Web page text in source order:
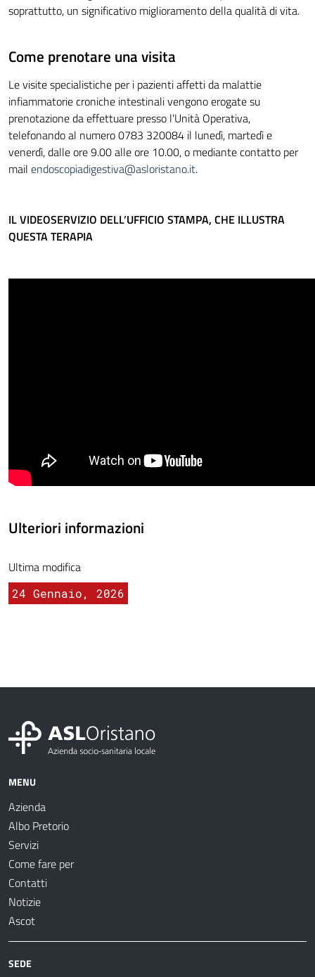
soprattutto, un significativo miglioramento della qualità di vita.
Come prenotare una visita
Le visite specialistiche per i pazienti affetti da malattie
infiammatorie croniche intestinali vengono erogate su
prenotazione da effettuare presso l’Unità Operativa,
telefonando al numero 0783 320084 il lunedì, martedì e
venerdì, dalle ore 9.00 alle ore 10.00, o mediante contatto per
mail endoscopiadigestiva@asloristano.it.
IL VIDEOSERVIZIO DELL’UFFICIO STAMPA, CHE ILLUSTRA
QUESTA TERAPIA
Ulteriori informazioni
Ultima modifica
24 Gennaio, 2026
MENU
Azienda
Albo Pretorio
Servizi
Come fare per
Contatti
Notizie
Ascot
SEDE